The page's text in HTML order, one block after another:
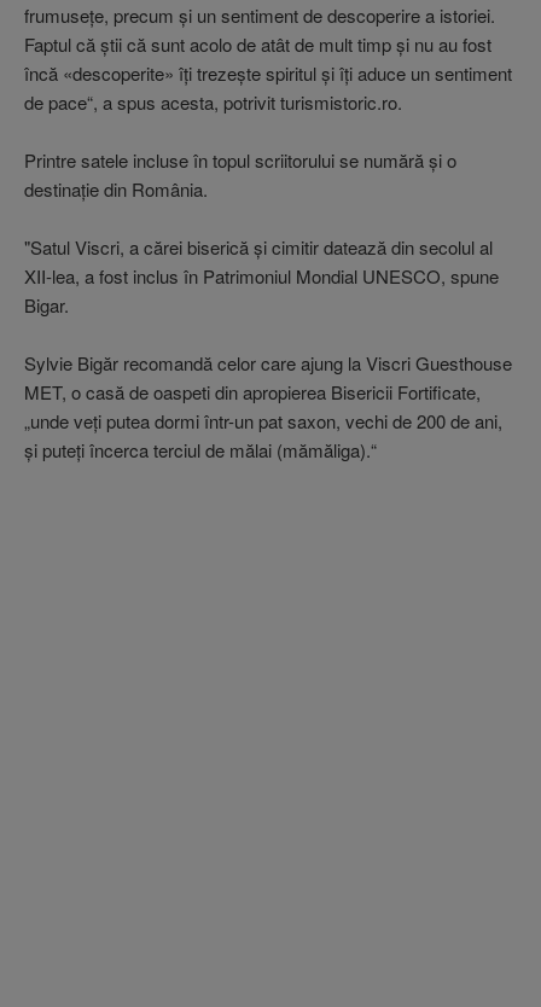
frumuseţe, precum şi un sentiment de descoperire a istoriei.
Faptul că ştii că sunt acolo de atât de mult timp şi nu au fost
încă «descoperite» îţi trezeşte spiritul şi îţi aduce un sentiment
de pace“, a spus acesta, potrivit turismistoric.ro.
Printre satele incluse în topul scriitorului se numără şi o
destinaţie din România.
"Satul Viscri, a cărei biserică şi cimitir datează din secolul al
XII-lea, a fost inclus în Patrimoniul Mondial UNESCO, spune
Bigar.
Sylvie Bigăr recomandă celor care ajung la Viscri Guesthouse
MET, o casă de oaspeti din apropierea Bisericii Fortificate,
„unde veţi putea dormi într-un pat saxon, vechi de 200 de ani,
şi puteţi încerca terciul de mălai (mămăliga).“